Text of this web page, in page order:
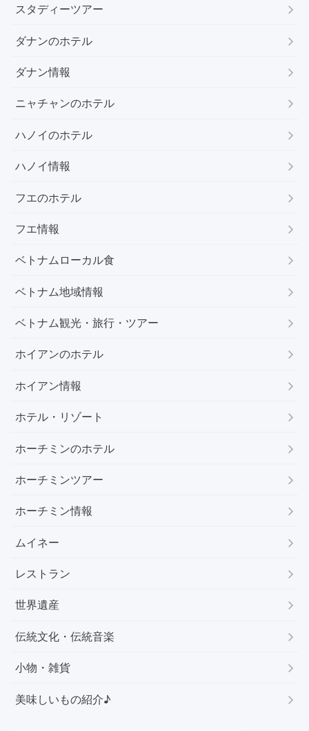
スタディーツアー
ダナンのホテル
ダナン情報
ニャチャンのホテル
ハノイのホテル
ハノイ情報
フエのホテル
フエ情報
ベトナムローカル食
ベトナム地域情報
ベトナム観光・旅行・ツアー
ホイアンのホテル
ホイアン情報
ホテル・リゾート
ホーチミンのホテル
ホーチミンツアー
ホーチミン情報
ムイネー
レストラン
世界遺産
伝統文化・伝統音楽
小物・雑貨
美味しいもの紹介♪